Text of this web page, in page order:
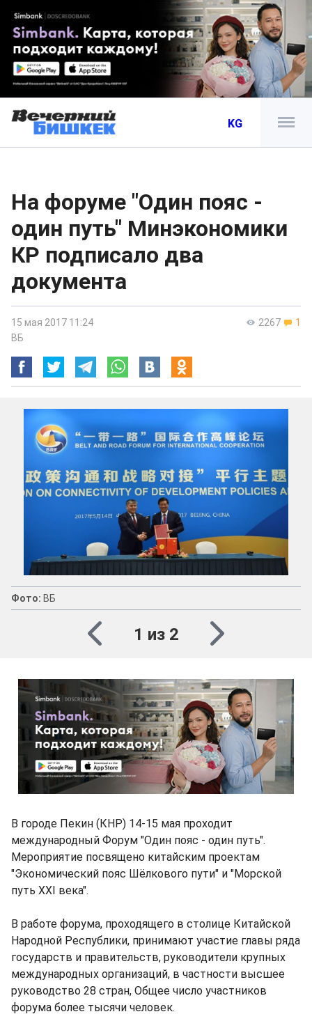
KG
На форуме "Один пояс -
один путь" Минэкономики
КР подписало два
документа
2267 1
15 мая 2017 11:24
ВБ
Фото: ВБ
1 из 2
В городе Пекин (КНР) 14-15 мая проходит
международный Форум "Один пояс - один путь".
Мероприятие посвящено китайским проектам
"Экономический пояс Шёлкового пути" и "Морской
путь XXI века".
В работе форума, проходящего в столице Китайской
Народной Республики, принимают участие главы ряда
государств и правительств, руководители крупных
международных организаций, в частности высшее
руководство 28 стран, Общее число участников
форума более тысячи человек.